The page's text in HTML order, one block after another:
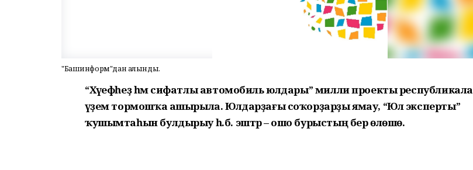
"Башинформ"дан алынды.
“Хәүефһеҙ һәм сифатлы автомобиль юлдары” милли проекты республикала
әүҙем тормошҡа ашырыла. Юлдарҙағы соҡорҙарҙы ямау, “Юл эксперты”
ҡушымтаһын булдырыу һ.б. эштәр – ошо бурыстың бер өлөшө.